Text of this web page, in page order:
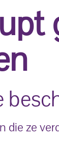
die ze